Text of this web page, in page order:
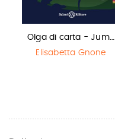
Olga di carta - Jum…
Elisabetta Gnone